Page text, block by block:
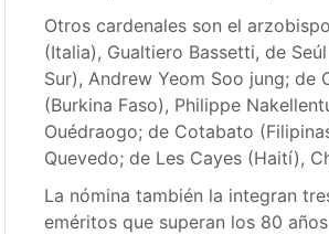
Otros cardenales son el
(Italia), Gualtiero Bassetti, de
Sur), Andrew Yeom Soo jung; de
(Burkina Faso), Philippe
Ouédraogo; de Cotabato
Quevedo; de Les Cayes (Haití),
La nómina también la integran
eméritos que superan los 80